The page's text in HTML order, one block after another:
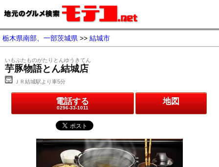
栃木県南部、一部茨城県 >> 結城市
いもぶたものがたりとんゆうきてん
芋豚物語とん結城店
ＪＲ結城駅より車5分
電話する
0296-33-1011
地図